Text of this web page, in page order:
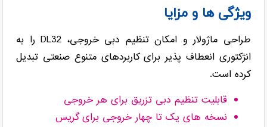
ویژگی ها و مزایا
طراحی ماژولار و امکان تنظیم دبی خروجی، DL32 را به
انژکتوری انعطاف پذیر برای کاربردهای متنوع صنعتی تبدیل
کرده است.
قابلیت تنظیم دبی تزریق برای هر خروجی
نسخه های یک تا چهار خروجی برای گریس